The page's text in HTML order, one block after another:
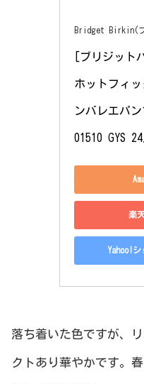
Bridget Birkin(
[ブリジット
ホットフィ
ンバレエパ
01510 GYS
楽
Yahoo!
落ち着いた色ですが、
クトあり華やかです。